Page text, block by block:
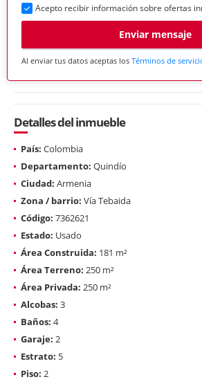
Acepto recibir información sobre ofertas
Enviar mensaje
Al enviar tus datos aceptas los Términos de
Detalles del inmueble
País: Colombia
Departamento: Quindío
Ciudad: Armenia
Zona / barrio: Vía Tebaida
Código: 7362621
Estado: Usado
Área Construida: 181 m²
Área Terreno: 250 m²
Área Privada: 250 m²
Alcobas: 3
Baños: 4
Garaje: 2
Estrato: 5
Piso: 2